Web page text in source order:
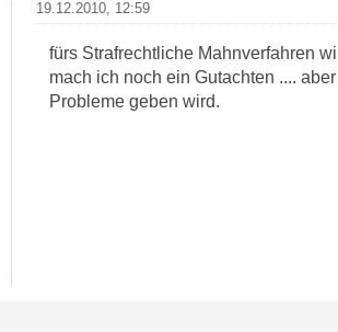
19.12.2010, 12:59
fürs Strafrechtliche Mahnverfahren
mach ich noch ein Gutachten ....
Probleme geben wird.